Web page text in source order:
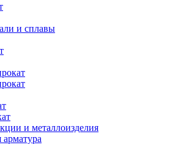
и сплавы
и металлоизделия
арматура